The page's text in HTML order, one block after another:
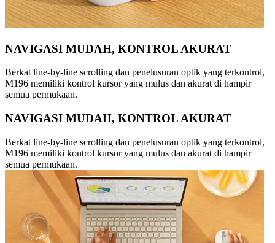
NAVIGASI MUDAH, KONTROL AKURAT
Berkat line-by-line scrolling dan penelusuran optik yang terkontrol,
M196 memiliki kontrol kursor yang mulus dan akurat di hampir
semua permukaan.
NAVIGASI MUDAH, KONTROL AKURAT
Berkat line-by-line scrolling dan penelusuran optik yang terkontrol,
M196 memiliki kontrol kursor yang mulus dan akurat di hampir
semua permukaan.